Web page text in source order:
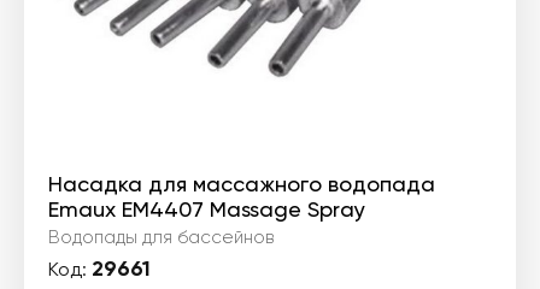
Насадка для массажного водопада
Emaux EM4407 Massage Spray
Водопады для бассейнов
Код: 29661